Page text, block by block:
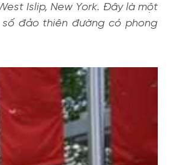
Islip, New York. Đây là một
đảo thiên đường có phong